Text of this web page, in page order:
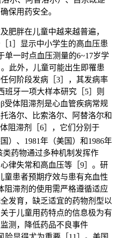
保用药安全。
肥胖在儿童中越来越普遍，
1］显示中小学生的高血压患
单一时点血压测量的6~17岁学
此外，儿童可能出生即罹患
何阶段发病［3］，其发病率
班牙一项大样本研究［5］则
受体阻滞剂是心血管疾病常规
洛尔、比索洛尔、阿替洛尔和
阻滞剂［6］，它们分别于
）、1981年（美国）和1986年
类药物通过多种机制发挥作
律失常和高血压等［9］。研
童患者预期疗效与患有充血性
阻滞剂的使用需严格遵循适应
发育，缺乏适宜的药物剂型以
于儿童用药特点的信息极为有
测，降低药品不良事件